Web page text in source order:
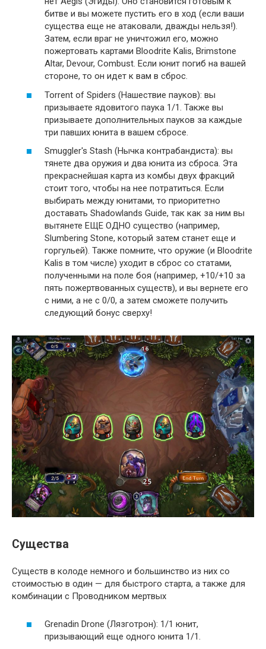
битве и вы можете пустить его в ход (если ваши
существа еще не атаковали, дважды нельзя!).
Затем, если враг не уничтожил его, можно
пожертовать картами Bloodrite Kalis, Brimstone
Altar, Devour, Combust. Если юнит погиб на вашей
стороне, то он идет к вам в сброс.
Torrent of Spiders (Нашествие пауков): вы
призываете ядовитого паука 1/1. Также вы
призываете дополнительных пауков за каждые
три павших юнита в вашем сбросе.
Smuggler's Stash (Нычка контрабандиста): вы
тянете два оружия и два юнита из сброса. Эта
прекраснейшая карта из комбы двух фракций
стоит того, чтобы на нее потратиться. Если
выбирать между юнитами, то приоритетно
доставать Shadowlands Guide, так как за ним вы
вытянете ЕЩЕ ОДНО существо (например,
Slumbering Stone, который затем станет еще и
горгульей). Также помните, что оружие (и Bloodrite
Kalis в том числе) уходит в сброс со статами,
полученными на поле боя (например, +10/+10 за
пять пожертвованных существ), и вы вернете его
с ними, а не с 0/0, а затем сможете получить
следующий бонус сверху!
Существа
Существ в колоде немного и большинство из них со
стоимостью в один — для быстрого старта, а также для
комбинации с Проводником мертвых
Grenadin Drone (Лязготрон): 1/1 юнит,
призывающий еще одного юнита 1/1.